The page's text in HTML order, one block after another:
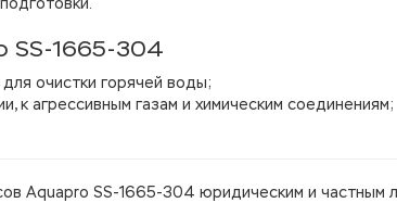
SS-1665-304
очистки горячей воды;
к агрессивным газам и химическим соединениям;
Aquapro SS-1665-304 юридическим и частным